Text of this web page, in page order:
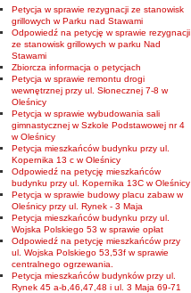
Petycja w sprawie rezygnacji ze stanowisk
grillowych w Parku nad Stawami
Odpowiedź na petycję w sprawie rezygnacji
ze stanowisk grillowych w parku Nad
Stawami
Zbiorcza informacja o petycjach
Petycja w sprawie remontu drogi
wewnętrznej przy ul. Słonecznej 7-8 w
Oleśnicy
Petycja w sprawie wybudowania sali
gimnastycznej w Szkole Podstawowej nr 4
w Oleśnicy
Petycja mieszkańców budynku przy ul.
Kopernika 13 c w Oleśnicy
Odpowiedź na petycję mieszkańców
budynku przy ul. Kopernika 13C w Oleśnicy
Petycja w sprawie budowy placu zabaw w
Oleśnicy przy ul. Rynek - 3 Maja
Petycja mieszkańców budynku przy ul.
Wojska Polskiego 53 w sprawie opłat
Odpowiedź na petycję mieszkańców przy
ul. Wojska Polskiego 53,53f w sprawie
centralnego ogrzewania.
Petycja mieszkańców budynków przy ul.
Rynek 45 a-b,46,47,48 i ul. 3 Maja 69-71